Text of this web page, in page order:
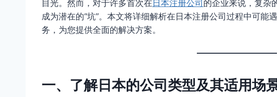
目光。然而，对于许多首次在日本注册公司 的企业来说，复杂
成为潜在的“坑”。本文将详细解析在日本注册公司过程中可能
务，为您提供全面的解决方案。
一、了解日本的公司类型及其适用场